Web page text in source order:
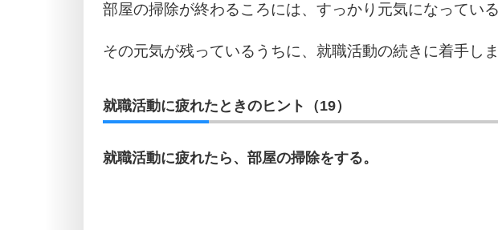
部屋の掃除が終わるころには、すっかり元気になっている
その元気が残っているうちに、就職活動の続きに着手しま
就職活動に疲れたときのヒント（19）
就職活動に疲れたら、部屋の掃除をする。